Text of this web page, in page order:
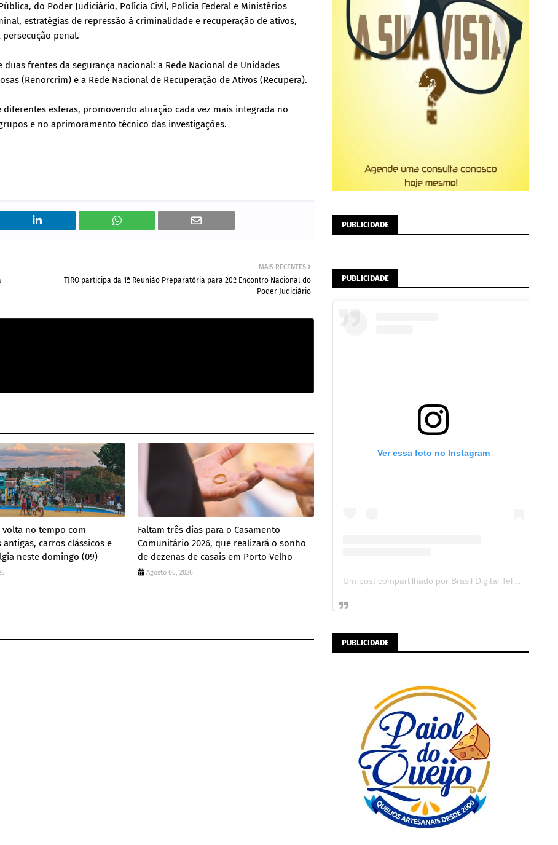
do Poder Judiciário, Polícia Civil, Polícia Federal e Ministérios
estratégias de repressão à criminalidade e recuperação de ativos,
penal.
frentes da segurança nacional: a Rede Nacional de Unidades
(Renorcrim) e a Rede Nacional de Recuperação de Ativos (Recupera).
esferas, promovendo atuação cada vez mais integrada no
e no aprimoramento técnico das investigações.
MAIS RECENTES
TJRO participa da 1ª Reunião Preparatória para 20º Encontro Nacional do
Poder Judiciário
volta no tempo com
antigas, carros clássicos e
neste domingo (09)
Faltam três dias para o Casamento
Comunitário 2026, que realizará o sonho
de dezenas de casais em Porto Velho
Agosto 05, 2026
PUBLICIDADE
PUBLICIDADE
Ver essa foto no Instagram
PUBLICIDADE